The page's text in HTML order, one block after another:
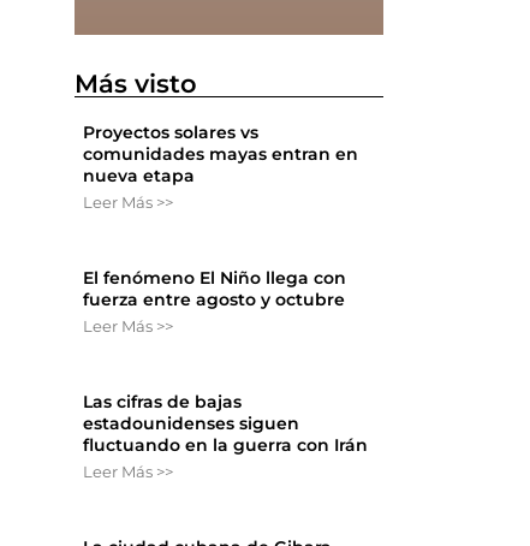
Más visto
Proyectos solares vs
comunidades mayas entran en
nueva etapa
Leer Más >>
El fenómeno El Niño llega con
fuerza entre agosto y octubre
Leer Más >>
Las cifras de bajas
estadounidenses siguen
fluctuando en la guerra con Irán
Leer Más >>